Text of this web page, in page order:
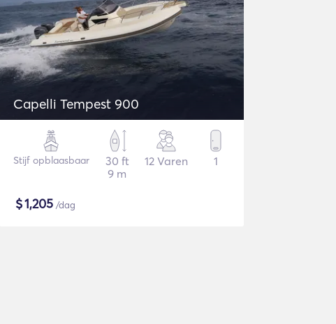
Capelli Tempest 900
Stijf opblaasbaar
30 ft
9 m
12 Varen 1
$1,205 /dag